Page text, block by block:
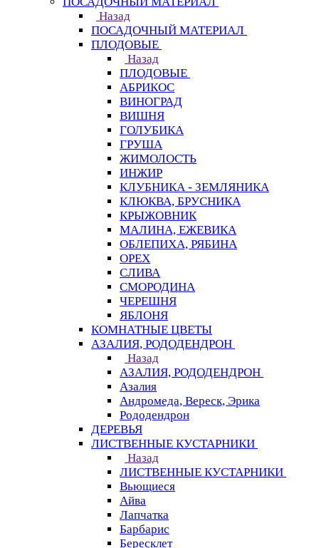
Назад
ПОСАДОЧНЫЙ МАТЕРИАЛ
ПЛОДОВЫЕ
Назад
ПЛОДОВЫЕ
АБРИКОС
ВИНОГРАД
ВИШНЯ
ГОЛУБИКА
ГРУША
ЖИМОЛОСТЬ
ИНЖИР
КЛУБНИКА - ЗЕМЛЯНИКА
КЛЮКВА, БРУСНИКА
КРЫЖОВНИК
МАЛИНА, ЕЖЕВИКА
ОБЛЕПИХА, РЯБИНА
ОРЕХ
СЛИВА
СМОРОДИНА
ЧЕРЕШНЯ
ЯБЛОНЯ
КОМНАТНЫЕ ЦВЕТЫ
АЗАЛИЯ, РОДОДЕНДРОН
Назад
АЗАЛИЯ, РОДОДЕНДРОН
Азалия
Андромеда, Вереск, Эрика
Рододендрон
ДЕРЕВЬЯ
ЛИСТВЕННЫЕ КУСТАРНИКИ
Назад
ЛИСТВЕННЫЕ КУСТАРНИКИ
Вьющиеся
Айва
Лапчатка
Барбарис
Бересклет